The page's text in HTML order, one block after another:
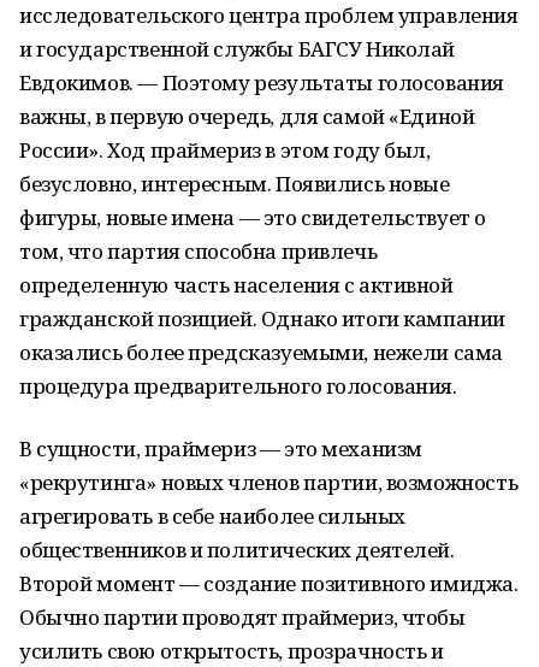
исследовательского центра проблем управления
и государственной службы БАГСУ Николай
Евдокимов. — Поэтому результаты голосования
важны, в первую очередь, для самой «Единой
России». Ход праймериз в этом году был,
безусловно, интересным. Появились новые
фигуры, новые имена — это свидетельствует о
том, что партия способна привлечь
определенную часть населения с активной
гражданской позицией. Однако итоги кампании
оказались более предсказуемыми, нежели сама
процедура предварительного голосования.
В сущности, праймериз — это механизм
«рекрутинга» новых членов партии, возможность
агрегировать в себе наиболее сильных
общественников и политических деятелей.
Второй момент — создание позитивного имиджа.
Обычно партии проводят праймериз, чтобы
усилить свою открытость, прозрачность и